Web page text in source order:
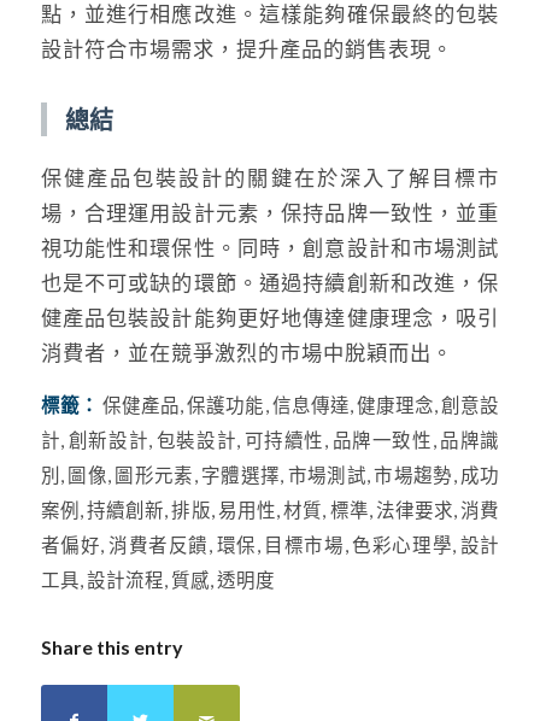
點，並進行相應改進。這樣能夠確保最終的包裝
設計符合市場需求，提升產品的銷售表現。
總結
保健產品包裝設計的關鍵在於深入了解目標市
場，合理運用設計元素，保持品牌一致性，並重
視功能性和環保性。同時，創意設計和市場測試
也是不可或缺的環節。通過持續創新和改進，保
健產品包裝設計能夠更好地傳達健康理念，吸引
消費者，並在競爭激烈的市場中脫穎而出。
標籤： 保健產品,保護功能,信息傳達,健康理念,創意設
計, 創新設計, 包裝設計, 可持續性, 品牌一致性, 品牌識
別 , 圖像, 圖形元素, 字體選擇, 市場測試,市場趨勢, 成功
案例 ,持續創新,排版,易用性,材質, 標準, 法律要求,消費
者偏好, 消費者反饋, 環保, 目標市場,色彩心理學, 設計
工具,設計流程, 質感,透明度
Share this entry